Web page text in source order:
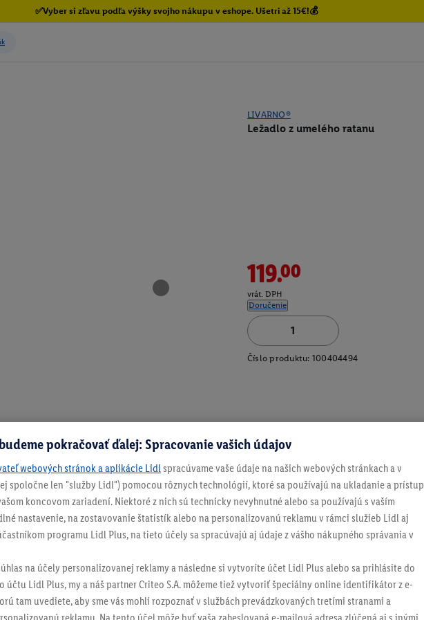
✅Vyber si zľavu podľa výšky svojho nákupu v eshope. Ušetri až 15€!💰
LIVARNO®
Ležadlo z umelého ratanu
119.00
vrát. DPH
Doručenie
Číslo produktu: 100404494
pokračovať ďalej: Spracovanie vašich údajov
webových stránok a aplikácie Lidl spracúvame vaše údaje na našich webových stránkach a v
spoločne len "služby Lidl") pomocou rôznych technológií, ktoré sa používajú na ukladanie a prístup
koncovom zariadení. Niektoré z nich sú technicky nevyhnutné alebo sa používajú s vaším
nastavenie, na zostavovanie štatistík alebo na personalizovanú reklamu v rámci služieb Lidl aj
programu Lidl Plus, na tieto účely sa spracúvajú aj údaje z vášho nákupného správania v
na účely personalizovanej reklamy a následne si vytvoríte účet Lidl Plus alebo sa prihlásite do
účtu Lidl Plus, my a náš partner Criteo S.A. môžeme tiež vytvoriť špeciálny online identifikátor z e-
tam uvediete, aby sme vás mohli rozpoznať v službách prevádzkovaných tretími stranami a